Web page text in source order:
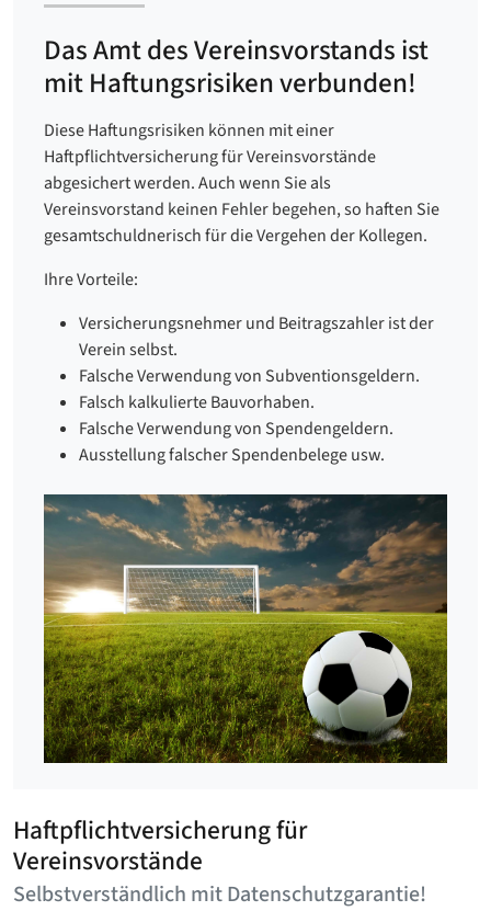
Das Amt des Vereinsvorstands ist
mit Haftungsrisiken verbunden!
Diese Haftungsrisiken können mit einer
Haftpflichtversicherung für Vereinsvorstände
abgesichert werden. Auch wenn Sie als
Vereinsvorstand keinen Fehler begehen, so haften Sie
gesamtschuldnerisch für die Vergehen der Kollegen.
Ihre Vorteile:
Versicherungsnehmer und Beitragszahler ist der
Verein selbst.
Falsche Verwendung von Subventionsgeldern.
Falsch kalkulierte Bauvorhaben.
Falsche Verwendung von Spendengeldern.
Ausstellung falscher Spendenbelege usw.
Haftpflichtversicherung für
Vereinsvorstände
Selbstverständlich mit Datenschutzgarantie!